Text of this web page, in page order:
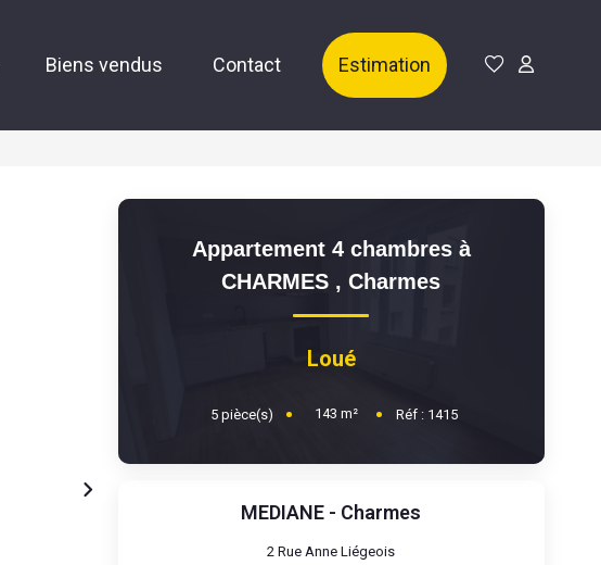
Biens vendus Contact Estimation
Appartement 4 chambres à
CHARMES ,Charmes
Loué
5pièce(s) 143m² Réf : 1415
MEDIANE - Charmes
2 Rue Anne Liégeois